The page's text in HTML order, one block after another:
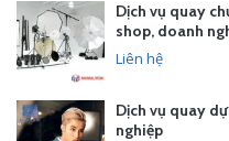
Dịch vụ quay
shop, doanh
Liên hệ
Dịch vụ quay
nghiệp